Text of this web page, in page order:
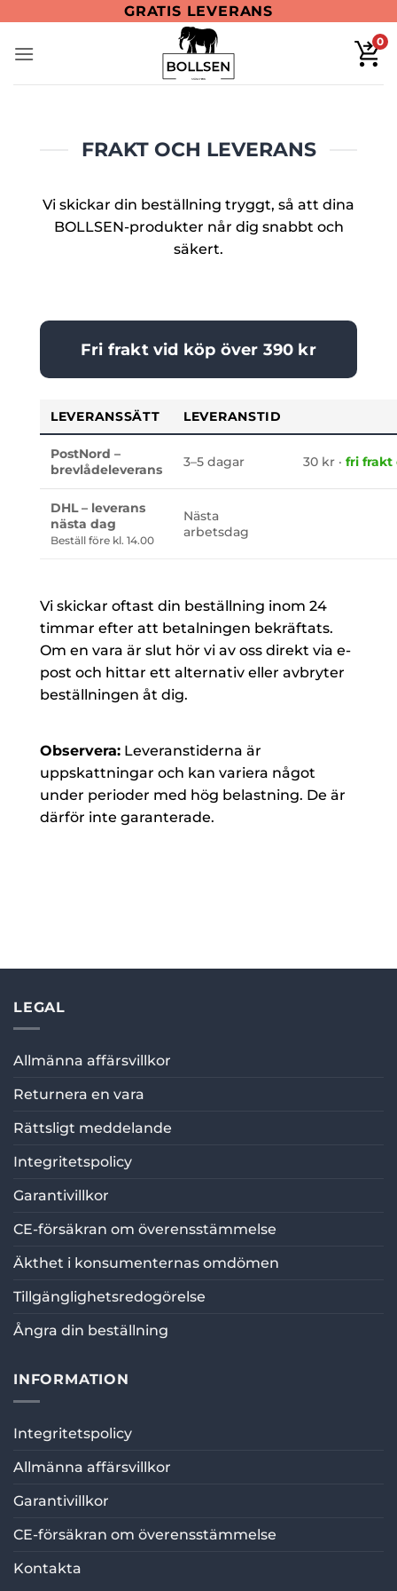
content
BETALA SENARE MED KLARNA
GRATIS LEVERANS
40-DAGARS PENGARNA TILLBAKA-GARANTI
EXPRESSLEVERANS
0
FRAKT OCH LEVERANS
Vi skickar din beställning tryggt, så att dina
BOLLSEN-produkter når dig snabbt och
säkert.
Fri frakt vid köp över 390 kr
LEVERANSSÄTT LEVERANSTID
PostNord –
brevlådeleverans
3–5 dagar 30 kr · fri frakt
DHL – leverans
nästa dag
Beställ före kl. 14.00
Nästa
arbetsdag
Vi skickar oftast din beställning inom 24
timmar efter att betalningen bekräftats.
Om en vara är slut hör vi av oss direkt via e-
post och hittar ett alternativ eller avbryter
beställningen åt dig.
Observera: Leveranstiderna är
uppskattningar och kan variera något
under perioder med hög belastning. De är
därför inte garanterade.
LEGAL
Allmänna affärsvillkor
Returnera en vara
Rättsligt meddelande
Integritetspolicy
Garantivillkor
CE-försäkran om överensstämmelse
Äkthet i konsumenternas omdömen
Tillgänglighetsredogörelse
Ångra din beställning
INFORMATION
Integritetspolicy
Allmänna affärsvillkor
Garantivillkor
CE-försäkran om överensstämmelse
Kontakta